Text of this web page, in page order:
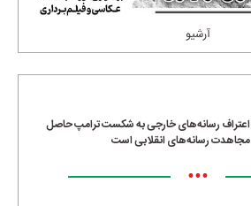
آرشیو
اعتراف رسانه‌های خارجی به شکست ترامپ حاصل
مجاهدت رسانه‌های انقلابی است
•••